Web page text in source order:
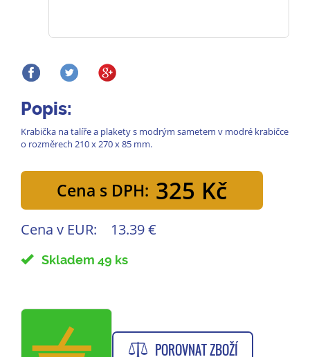
Popis:
Krabička na talíře a plakety s modrým sametem v modré krabičce
o rozměrech 210 x 270 x 85 mm.
Cena s DPH: 325 Kč
Cena v EUR: 13.39 €
Skladem 49 ks
POROVNAT ZBOŽÍ